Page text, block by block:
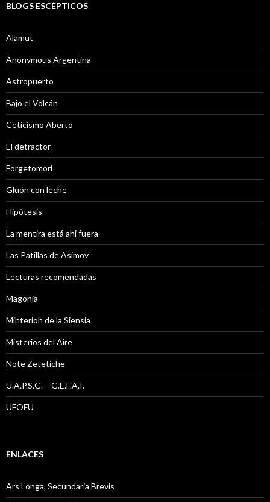
BLOGS ESCÉPTICOS
Alamut
Anonymous Argentina
Astropuerto
Bajo el Volcán
Ceticismo Aberto
El detractor
Forgetomori
Gluón con leche
Hipótesis
La mentira está ahi fuera
Las Patillas de Asimov
Lecturas recomendadas
Magonia
Mihterioh de la Siensia
Misterios del Aire
Note Zetetiche
U.A.P.S.G. – G.E.F.A.I.
UFOFU
ENLACES
Ars Longa, Secundaria Brevis